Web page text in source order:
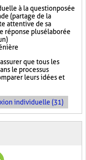
à la question posée
(partage de la
attentive de sa
réponse plus élaborée
que tous les
le processus
leurs idées et
individuelle (31)